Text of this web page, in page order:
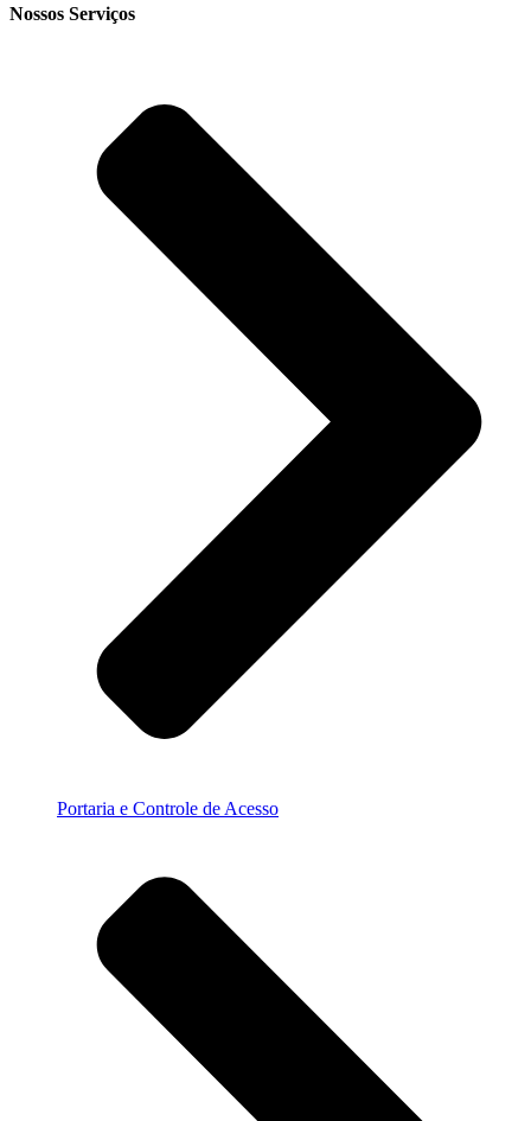
Nossos Serviços
Portaria e Controle de Acesso